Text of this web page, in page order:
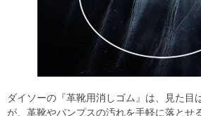
ダイソーの『革靴用消しゴム』は、見た目
が、革靴やパンプスの汚れを手軽に落とせ